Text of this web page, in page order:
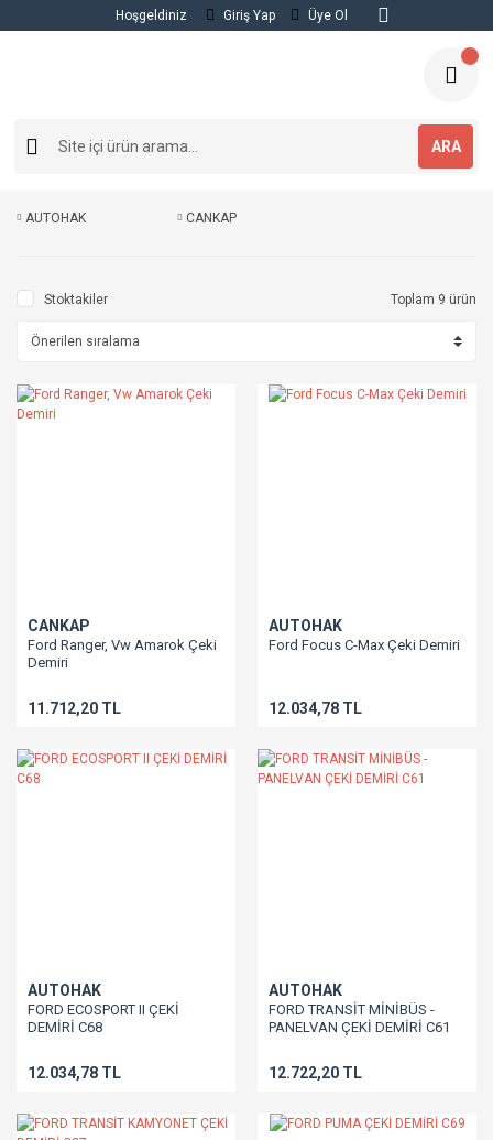
Hoşgeldiniz Giriş Yap Üye Ol
ARA
AUTOHAK CANKAP
Stoktakiler Toplam 9 ürün
CANKAP
Ford Ranger, Vw Amarok Çeki
Demiri
11.712,20 TL
AUTOHAK
Ford Focus C-Max Çeki Demiri
12.034,78 TL
AUTOHAK
FORD ECOSPORT II ÇEKİ
DEMİRİ C68
12.034,78 TL
AUTOHAK
FORD TRANSİT MİNİBÜS -
PANELVAN ÇEKİ DEMİRİ C61
12.722,20 TL